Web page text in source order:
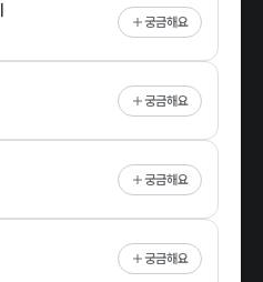
궁금해요
궁금해요
궁금해요
궁금해요